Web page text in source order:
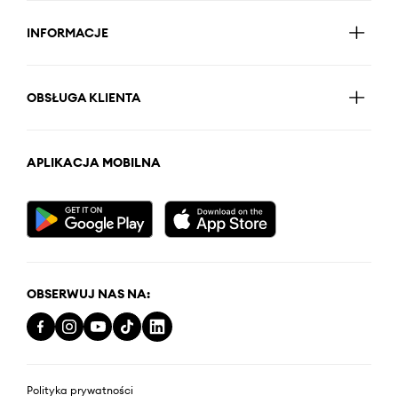
INFORMACJE
OBSŁUGA KLIENTA
APLIKACJA MOBILNA
OBSERWUJ NAS NA:
Polityka prywatności